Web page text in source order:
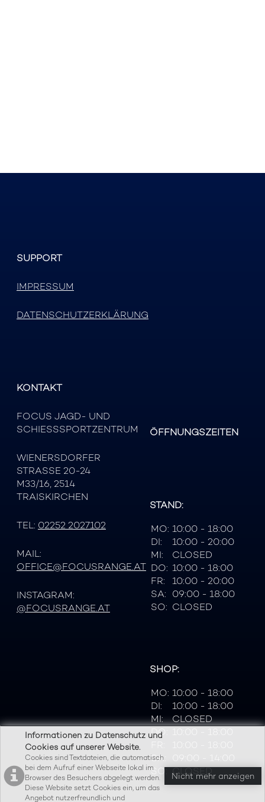
Informationen zu Datenschutz und
Cookies auf unserer Website.
Cookies sind Textdateien, die automatisch
bei dem Aufruf einer Webseite lokal im
Browser des Besuchers abgelegt werden.
Diese Website setzt Cookies ein, um das
Angebot nutzerfreundlich und
Nicht mehr anzeigen
SUPPORT
IMPRESSUM
DATENSCHUTZERKLÄRUNG
KONTAKT
FOCUS JAGD- UND
SCHIESSSPORTZENTRUM
WIENERSDORFER
STRASSE 20-24
M33/16, 2514
TRAISKIRCHEN
TEL: 02252 2027102
MAIL:
OFFICE@FOCUSRANGE.AT
INSTAGRAM:
@FOCUSRANGE.AT
ÖFFNUNGSZEITEN
STAND:
MO: 10:00 - 18:00
DI:
10:00 - 20:00
MI:
CLOSED
DO: 10:00 - 18:00
FR:
10:00 - 20:00
SA: 09:00 - 18:00
SO: CLOSED
SHOP:
MO: 10:00 - 18:00
DI:
10:00 - 18:00
MI:
CLOSED
DO:
SA:
09:00 - 14:00
SO: CLOSED